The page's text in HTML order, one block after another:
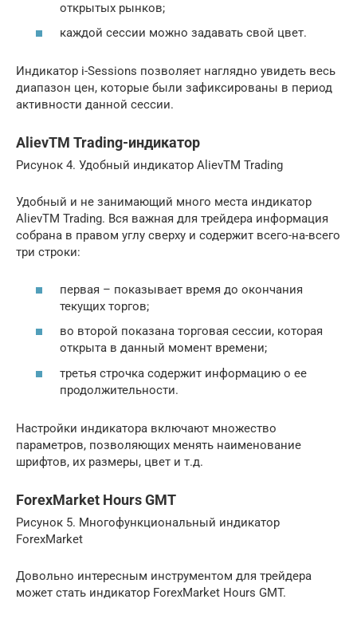
открытых рынков;
каждой сессии можно задавать свой цвет.
Индикатор i-Sessions позволяет наглядно увидеть весь
диапазон цен, которые были зафиксированы в период
активности данной сессии.
AlievTM Trading-индикатор
Рисунок 4. Удобный индикатор AlievTM Trading
Удобный и не занимающий много места индикатор
AlievTM Trading. Вся важная для трейдера информация
собрана в правом углу сверху и содержит всего-на-всего
три строки:
первая – показывает время до окончания
текущих торгов;
во второй показана торговая сессии, которая
открыта в данный момент времени;
третья строчка содержит информацию о ее
продолжительности.
Настройки индикатора включают множество
параметров, позволяющих менять наименование
шрифтов, их размеры, цвет и т.д.
ForexMarket Hours GMT
Рисунок 5. Многофункциональный индикатор
ForexMarket
Довольно интересным инструментом для трейдера
может стать индикатор ForexMarket Hours GMT.